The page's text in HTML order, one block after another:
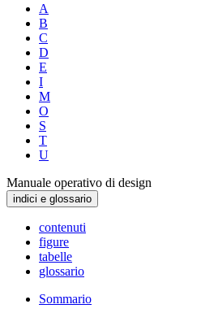
A
B
C
D
E
I
M
O
S
T
U
Manuale operativo di design
indici e glossario
contenuti
figure
tabelle
glossario
Sommario